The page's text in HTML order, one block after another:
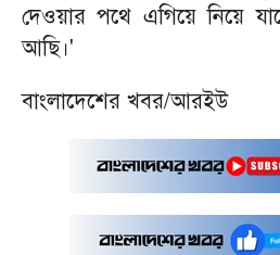
দেওয়ার পথে এগিয়ে নিয়ে
আছি।'
বাংলাদেশের খবর/আরইউ